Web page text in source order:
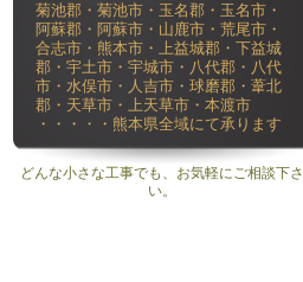
菊池郡・菊池市・玉名郡・玉名市・
阿蘇郡・阿蘇市・山鹿市・荒尾市・
合志市・熊本市・上益城郡・下益城
郡・宇土市・宇城市・八代郡・八代
市・水俣市・人吉市・球磨郡・葦北
郡・天草市・上天草市・本渡市
・・・・・熊本県全域にて承ります
どんな小さな工事でも、お気軽にご相談下さ
い。